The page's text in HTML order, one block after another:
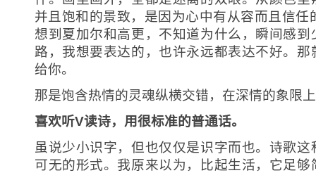
并且饱和的景致，是因为心中有从容而且信
想到夏加尔和高更，不知道为什么，瞬间感
路，我想要表达的，也许永远都表达不好。
给你。
那是饱含热情的灵魂纵横交错，在深情的象限
喜欢听V读诗，用很标准的普通话。
虽说少小识字，但也仅仅是识字而也。诗歌
可无的形式。我原来以为，比起生活，它足